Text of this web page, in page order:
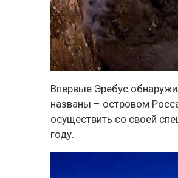
Впервые Эребус
названы – островом
осуществить со своей
году.